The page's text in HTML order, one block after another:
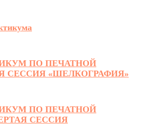
ПО ПЕЧАТНОЙ
СЕССИЯ «ШЕЛКОГРАФИЯ»
ПО ПЕЧАТНОЙ
СЕССИЯ